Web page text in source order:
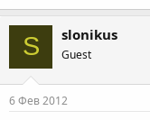
S slonikus
Guest
6 Фев 2012